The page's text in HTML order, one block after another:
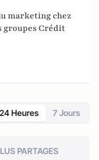
marketing chez
groupes Crédit
24 Heures 7 Jours
PARTAGES